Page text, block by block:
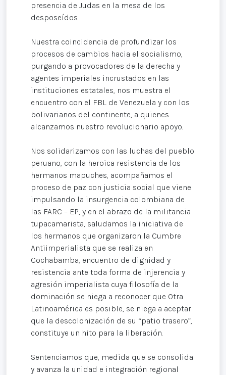
presencia de Judas en la mesa de los
desposeídos.
Nuestra coincidencia de profundizar los
procesos de cambios hacia el socialismo,
purgando a provocadores de la derecha y
agentes imperiales incrustados en las
instituciones estatales, nos muestra el
encuentro con el FBL de Venezuela y con los
bolivarianos del continente, a quienes
alcanzamos nuestro revolucionario apoyo.
Nos solidarizamos con las luchas del pueblo
peruano, con la heroica resistencia de los
hermanos mapuches, acompañamos el
proceso de paz con justicia social que viene
impulsando la insurgencia colombiana de
las FARC – EP, y en el abrazo de la militancia
tupacamarista, saludamos la iniciativa de
los hermanos que organizaron la Cumbre
Antiimperialista que se realiza en
Cochabamba, encuentro de dignidad y
resistencia ante toda forma de injerencia y
agresión imperialista cuya filosofía de la
dominación se niega a reconocer que Otra
Latinoamérica es posible, se niega a aceptar
que la descolonización de su “patio trasero”,
constituye un hito para la liberación.
Sentenciamos que, medida que se consolida
y avanza la unidad e integración regional